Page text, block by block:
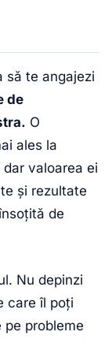
să te angajezi
de
O
ales la
valoarea ei
și rezultate
de
Nu depinzi
care îl poți
probleme